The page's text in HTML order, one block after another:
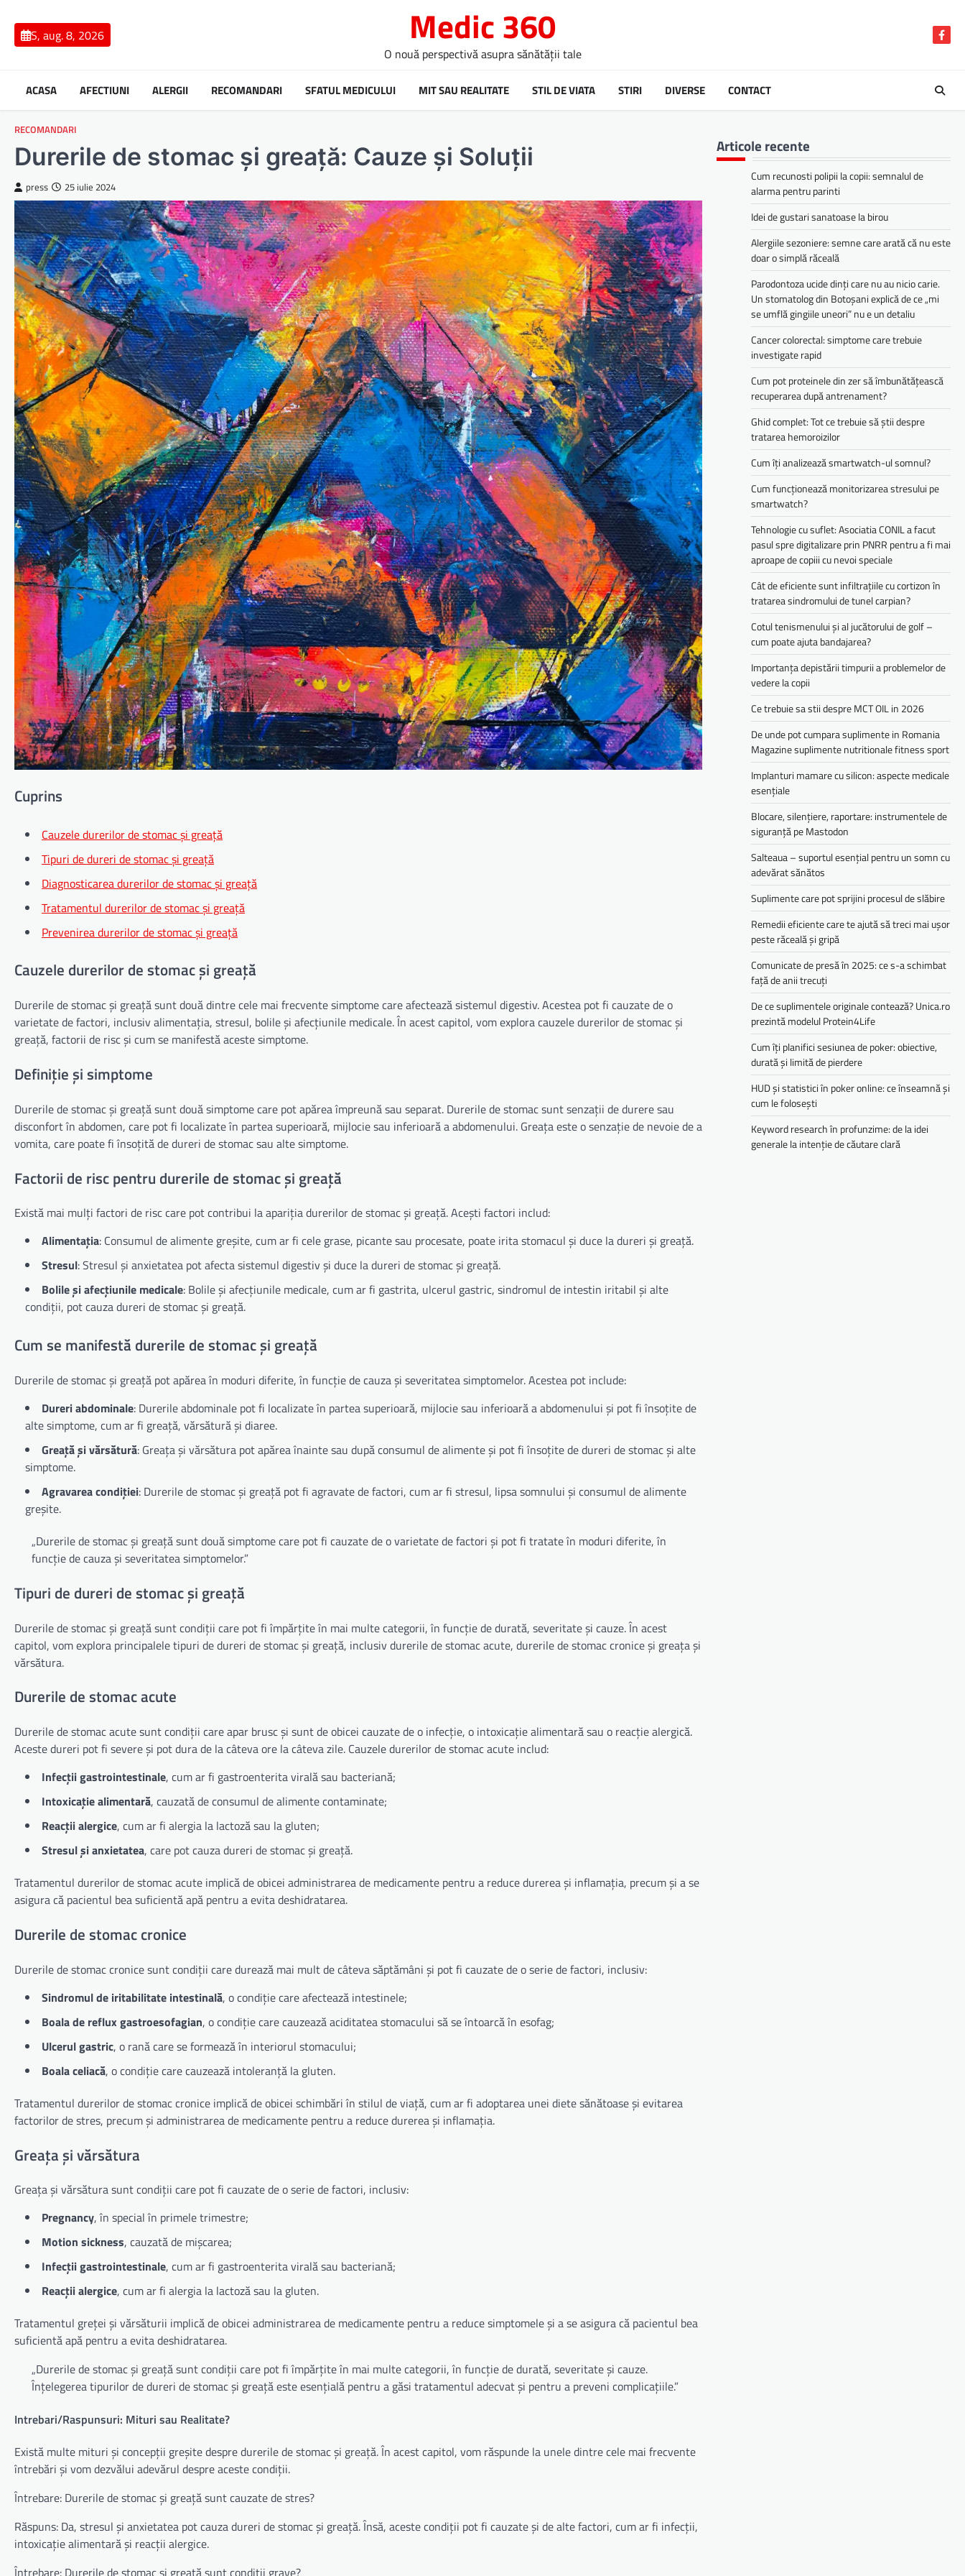
contentS, aug. 8, 2026 Medic 360
O nouă perspectivă asupra sănătății tale
ACASA AFECTIUNI ALERGII RECOMANDARI SFATUL MEDICULUI MIT SAU REALITATE STIL DE VIATA STIRI DIVERSE CONTACT
RECOMANDARI
Durerile de stomac și greață: Cauze și Soluții
press 25 iulie 2024
Cuprins
Cauzele durerilor de stomac și greață
Tipuri de dureri de stomac și greață
Diagnosticarea durerilor de stomac și greață
Tratamentul durerilor de stomac și greață
Prevenirea durerilor de stomac și greață
Cauzele durerilor de stomac și greață
Durerile de stomac și greață sunt două dintre cele mai frecvente simptome care afectează sistemul digestiv. Acestea pot fi cauzate de o
varietate de factori, inclusiv alimentația, stresul, bolile și afecțiunile medicale. În acest capitol, vom explora cauzele durerilor de stomac și
greață, factorii de risc și cum se manifestă aceste simptome.
Definiție și simptome
Durerile de stomac și greață sunt două simptome care pot apărea împreună sau separat. Durerile de stomac sunt senzații de durere sau
disconfort în abdomen, care pot fi localizate în partea superioară, mijlocie sau inferioară a abdomenului. Greața este o senzație de nevoie de a
vomita, care poate fi însoțită de dureri de stomac sau alte simptome.
Factorii de risc pentru durerile de stomac și greață
Există mai mulți factori de risc care pot contribui la apariția durerilor de stomac și greață. Acești factori includ:
Alimentația: Consumul de alimente greșite, cum ar fi cele grase, picante sau procesate, poate irita stomacul și duce la dureri și greață.
Stresul: Stresul și anxietatea pot afecta sistemul digestiv și duce la dureri de stomac și greață.
Bolile și afecțiunile medicale: Bolile și afecțiunile medicale, cum ar fi gastrita, ulcerul gastric, sindromul de intestin iritabil și alte
condiții, pot cauza dureri de stomac și greață.
Cum se manifestă durerile de stomac și greață
Durerile de stomac și greață pot apărea în moduri diferite, în funcție de cauza și severitatea simptomelor. Acestea pot include:
Dureri abdominale: Durerile abdominale pot fi localizate în partea superioară, mijlocie sau inferioară a abdomenului și pot fi însoțite de
alte simptome, cum ar fi greață, vărsătură și diaree.
Greață și vărsătură: Greața și vărsătura pot apărea înainte sau după consumul de alimente și pot fi însoțite de dureri de stomac și alte
simptome.
Agravarea condiției: Durerile de stomac și greață pot fi agravate de factori, cum ar fi stresul, lipsa somnului și consumul de alimente
greșite.
„Durerile de stomac și greață sunt două simptome care pot fi cauzate de o varietate de factori și pot fi tratate în moduri diferite, în
funcție de cauza și severitatea simptomelor.”
Tipuri de dureri de stomac și greață
Durerile de stomac și greață sunt condiții care pot fi împărțite în mai multe categorii, în funcție de durată, severitate și cauze. În acest
capitol, vom explora principalele tipuri de dureri de stomac și greață, inclusiv durerile de stomac acute, durerile de stomac cronice și greața și
vărsătura.
Durerile de stomac acute
Durerile de stomac acute sunt condiții care apar brusc și sunt de obicei cauzate de o infecție, o intoxicație alimentară sau o reacție alergică.
Aceste dureri pot fi severe și pot dura de la câteva ore la câteva zile. Cauzele durerilor de stomac acute includ:
Infecții gastrointestinale, cum ar fi gastroenterita virală sau bacteriană;
Intoxicație alimentară, cauzată de consumul de alimente contaminate;
Reacții alergice, cum ar fi alergia la lactoză sau la gluten;
Stresul și anxietatea, care pot cauza dureri de stomac și greață.
Tratamentul durerilor de stomac acute implică de obicei administrarea de medicamente pentru a reduce durerea și inflamația, precum și a se
asigura că pacientul bea suficientă apă pentru a evita deshidratarea.
Durerile de stomac cronice
Durerile de stomac cronice sunt condiții care durează mai mult de câteva săptămâni și pot fi cauzate de o serie de factori, inclusiv:
Sindromul de iritabilitate intestinală, o condiție care afectează intestinele;
Boala de reflux gastroesofagian, o condiție care cauzează aciditatea stomacului să se întoarcă în esofag;
Ulcerul gastric, o rană care se formează în interiorul stomacului;
Boala celiacă, o condiție care cauzează intoleranță la gluten.
Tratamentul durerilor de stomac cronice implică de obicei schimbări în stilul de viață, cum ar fi adoptarea unei diete sănătoase și evitarea
factorilor de stres, precum și administrarea de medicamente pentru a reduce durerea și inflamația.
Greața și vărsătura
Greața și vărsătura sunt condiții care pot fi cauzate de o serie de factori, inclusiv:
Pregnancy, în special în primele trimestre;
Motion sickness, cauzată de mișcarea;
Infecții gastrointestinale, cum ar fi gastroenterita virală sau bacteriană;
Reacții alergice, cum ar fi alergia la lactoză sau la gluten.
Tratamentul greței și vărsăturii implică de obicei administrarea de medicamente pentru a reduce simptomele și a se asigura că pacientul bea
suficientă apă pentru a evita deshidratarea.
„Durerile de stomac și greață sunt condiții care pot fi împărțite în mai multe categorii, în funcție de durată, severitate și cauze.
Înțelegerea tipurilor de dureri de stomac și greață este esențială pentru a găsi tratamentul adecvat și pentru a preveni complicațiile.”
Intrebari/Raspunsuri: Mituri sau Realitate?
Există multe mituri și concepții greșite despre durerile de stomac și greață. În acest capitol, vom răspunde la unele dintre cele mai frecvente
întrebări și vom dezvălui adevărul despre aceste condiții.
Întrebare: Durerile de stomac și greață sunt cauzate de stres?
Răspuns: Da, stresul și anxietatea pot cauza dureri de stomac și greață. Însă, aceste condiții pot fi cauzate și de alte factori, cum ar fi infecții,
intoxicație alimentară și reacții alergice.
Întrebare: Durerile de stomac și greață sunt condiții grave?
Articole recente
Cum recunosti polipii la copii: semnalul de
alarma pentru parinti
Idei de gustari sanatoase la birou
Alergiile sezoniere: semne care arată că nu este
doar o simplă răceală
Parodontoza ucide dinți care nu au nicio carie.
Un stomatolog din Botoșani explică de ce „mi
se umflă gingiile uneori” nu e un detaliu
Cancer colorectal: simptome care trebuie
investigate rapid
Cum pot proteinele din zer să îmbunătățească
recuperarea după antrenament?
Ghid complet: Tot ce trebuie să știi despre
tratarea hemoroizilor
Cum îți analizează smartwatch-ul somnul?
Cum funcționează monitorizarea stresului pe
smartwatch?
Tehnologie cu suflet: Asociatia CONIL a facut
pasul spre digitalizare prin PNRR pentru a fi mai
aproape de copiii cu nevoi speciale
Cât de eficiente sunt infiltrațiile cu cortizon în
tratarea sindromului de tunel carpian?
Cotul tenismenului și al jucătorului de golf –
cum poate ajuta bandajarea?
Importanța depistării timpurii a problemelor de
vedere la copii
Ce trebuie sa stii despre MCT OIL in 2026
De unde pot cumpara suplimente in Romania
Magazine suplimente nutritionale fitness sport
Implanturi mamare cu silicon: aspecte medicale
esențiale
Blocare, silențiere, raportare: instrumentele de
siguranță pe Mastodon
Salteaua – suportul esențial pentru un somn cu
adevărat sănătos
Suplimente care pot sprijini procesul de slăbire
Remedii eficiente care te ajută să treci mai ușor
peste răceală și gripă
Comunicate de presă în 2025: ce s-a schimbat
față de anii trecuți
De ce suplimentele originale contează? Unica.ro
prezintă modelul Protein4Life
Cum îți planifici sesiunea de poker: obiective,
durată și limită de pierdere
HUD și statistici în poker online: ce înseamnă și
cum le folosești
Keyword research în profunzime: de la idei
generale la intenție de căutare clară